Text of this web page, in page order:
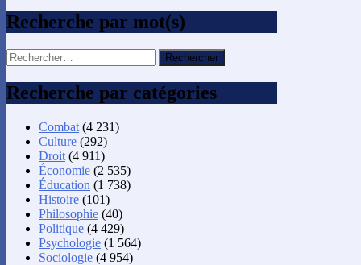
Recherche par mot(s)
Rechercher :
Recherche par catégories
Combat (4 231)
Culture (292)
Droit (4 911)
Économie (2 535)
Éducation (1 738)
Histoire (101)
Philosophie (40)
Politique (4 429)
Psychologie (1 564)
Sociologie (4 954)